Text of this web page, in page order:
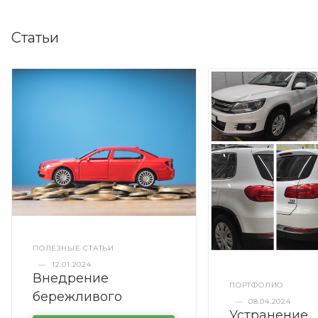
Статьи
ПОЛЕЗНЫЕ СТАТЬИ
—
12.01.2024
Внедрение
бережливого
ПОРТФОЛИО
—
08.04.2024